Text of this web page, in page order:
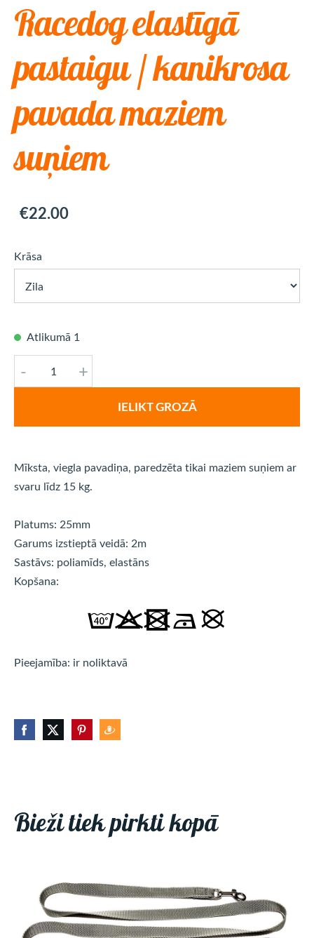
Racedog elastīgā
pastaigu / kanikrosa
pavada maziem
suņiem
€22.00
Krāsa
Atlikumā 1
- +
IELIKT GROZĀ
Mīksta, viegla pavadiņa, paredzēta tikai maziem suņiem ar
svaru līdz 15 kg.
Platums: 25mm
Garums izstieptā veidā: 2m
Sastāvs: poliamīds, elastāns
Kopšana:
Pieejamība: ir noliktavā
Bieži tiek pirkti kopā